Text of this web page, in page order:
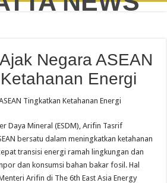
Negara ASEAN
Energi
Tingkatkan Ketahanan Energi
Daya Mineral (ESDM), Arifin Tasrif
bersatu dalam meningkatkan ketahanan
transisi energi ramah lingkungan dan
dan konsumsi bahan bakar fosil. Hal
Arifin di The 6th East Asia Energy